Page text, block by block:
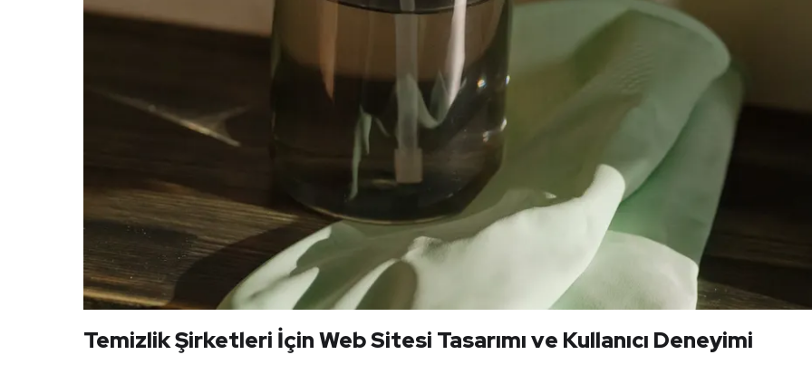
Temizlik Şirketleri İçin Web Sitesi Tasarımı ve Kullanıcı Deneyimi